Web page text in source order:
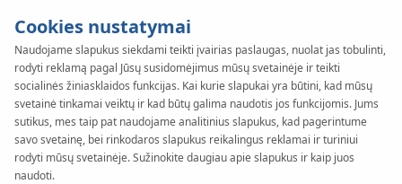
SYSTEMKAN-therm
PP
Cookies nustatymai
Naudojame slapukus siekdami teikti įvairias paslaugas, nuolat jas tobulinti,
rodyti reklamą pagal Jūsų susidomėjimus mūsų svetainėje ir teikti
socialinės žiniasklaidos funkcijas. Kai kurie slapukai yra būtini, kad mūsų
svetainė tinkamai veiktų ir kad būtų galima naudotis jos funkcijomis. Jums
sutikus, mes taip pat naudojame analitinius slapukus, kad pagerintume
savo svetainę, bei rinkodaros slapukus reikalingus reklamai ir turiniui
rodyti mūsų svetainėje. Sužinokite daugiau apie slapukus ir kaip juos
naudoti.